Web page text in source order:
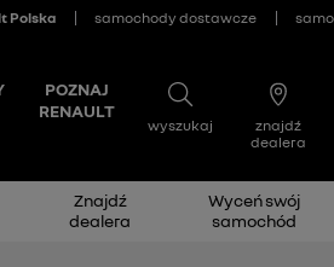
Znajdź
dealera
Wyceń swój
samochód